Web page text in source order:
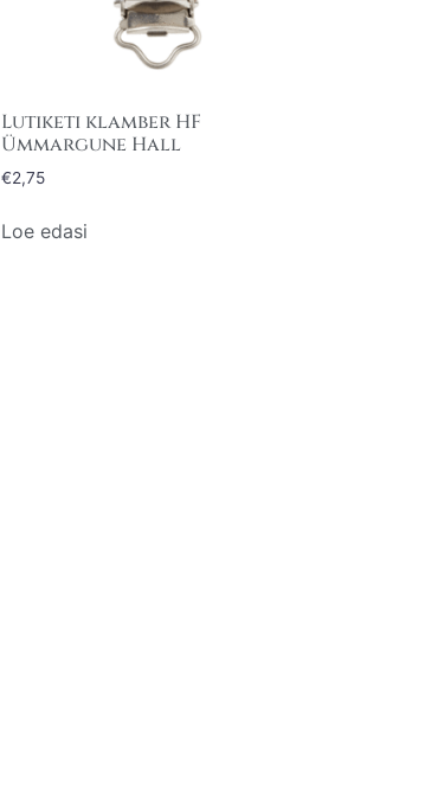
Lutiketi klamber HF
Ümmargune Hall
€2,75
Loe edasi